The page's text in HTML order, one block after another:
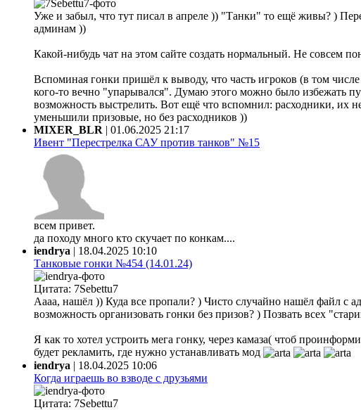
Уже и забыл, что тут писал в апреле )) "Танки" то ещё живы? )
админам ))
Какой-нибудь чат на этом сайте создать нормальный. Не совсем
Вспоминая гонки пришёл к выводу, что часть игроков (в том
кого-то вечно "упарывался". Думаю этого можно было избежать
возможность выстрелить. Вот ещё что вспомнил: расходники, их
уменьшили призовые, но без расходников ))
MIXER_BLR | 01.06.2025 21:17
Ивент "Перестрелка САУ против танков" №15
всем привет.
да походу много кто скучает по конкам....
iendrya | 18.04.2025 10:10
Танковые гонки №454 (14.01.24)
Цитата: 7Sebettu7
Аааа, нашёл )) Куда все пропали? ) Чисто случайно нашёл файл с
возможность организовать гонки без призов? ) Позвать всех
Я как то хотел устроить мега гонку, через камаза( чтоб
будет рекламить, где нужно устанавливать мод
iendrya | 18.04.2025 10:06
Когда играешь во взводе с друзьями
Цитата: 7Sebettu7